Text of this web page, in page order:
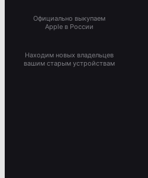
Официально выкупаем
Apple в России
Находим новых владельцев
вашим старым устройствам